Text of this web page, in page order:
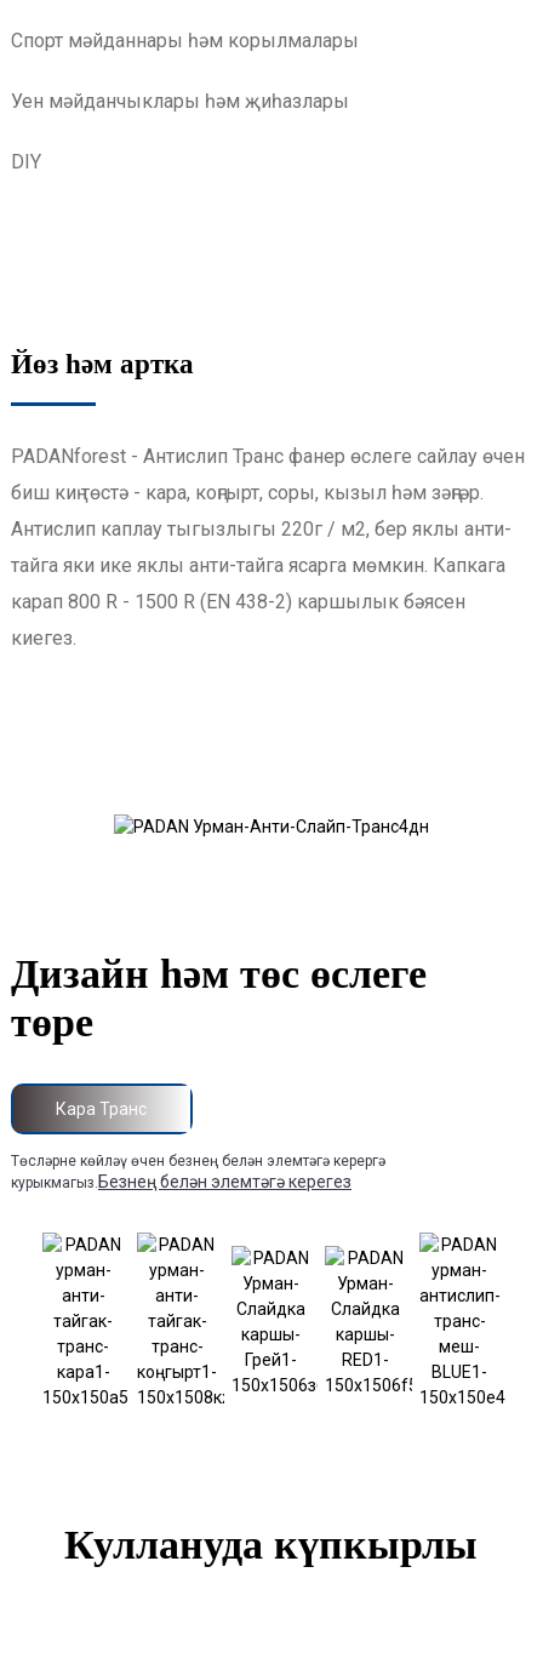
Спорт мәйданнары һәм корылмалары
Уен мәйданчыклары һәм җиһазлары
DIY
Йөз һәм артка
PADANforest - Антислип Транс фанер өслеге сайлау өчен
биш киң төстә - кара, коңгырт, соры, кызыл һәм зәңгәр.
Антислип каплау тыгызлыгы 220г / м2, бер яклы анти-
тайга яки ике яклы анти-тайга ясарга мөмкин. Капкага
карап 800 R - 1500 R (EN 438-2) каршылык бәясен
киегез.
Дизайн һәм төс өслеге
төре
Кара Транс
Төсләрне көйләү өчен безнең белән элемтәгә керергә
курыкмагыз. Безнең белән элемтәгә керегез
Куллануда күпкырлы